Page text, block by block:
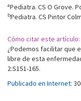
aPediatra. CS O Grove.
bPediatra. CS Pintor
Cómo citar este artículo:
¿Podemos facilitar que
libre de esta
2:S151-165.
Publicado en Internet: